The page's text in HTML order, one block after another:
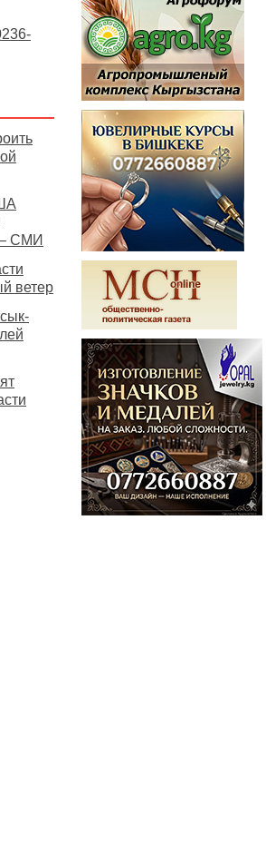
— СМИ
ветер